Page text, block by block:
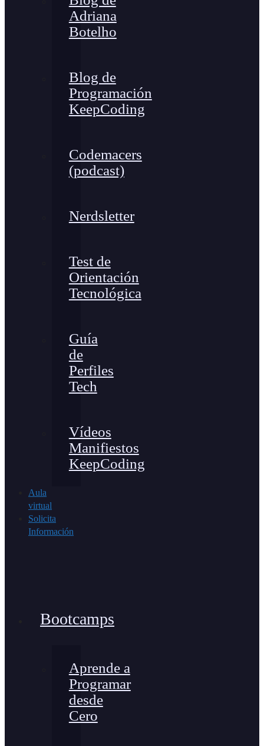
Adriana
Botelho
Blog de
Programación
KeepCoding
Codemacers
(podcast)
Nerdsletter
Test de
Orientación
Tecnológica
Guía
de
Perfiles
Tech
Vídeos
Manifiestos
KeepCoding
Aula
virtual
Solicita
Información
Bootcamps
Aprende a
Programar
desde
Cero